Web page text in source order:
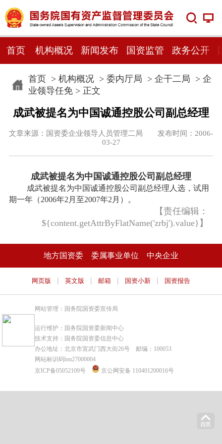
首页 机构概况 新闻发布 国资监管 政务公开
首页> 机构概况> 委内厅局 > 企干二局 > 企
业领导任免> 正文
成武被提名为中国诚通控股公司副总经理
文章来源：国资委企业领导人员管理二局 发布时间：2006-
03-27
成武被提名为中国诚通控股公司副总经理
成武被提名为中国诚通控股公司副总经理人选，试用
期一年（2006年2月至2007年2月）。
【责任编辑：
${content.getAttrByFlatName('zrbj').value}】
地方国资委 委属事业单位 中央企业
网页版 | 英文版 | 邮箱 | 国资小新 | 国资报告
网站管理：国务院国资委宣传局
运行维护：国务院国资委新闻中心
技术支持：国务院国资委信息中心
办公地址：北京市宣武门西大街26号 邮编：100053
网站标识码bm27000004
京ICP备05052109号
京公网安备 110401200016号